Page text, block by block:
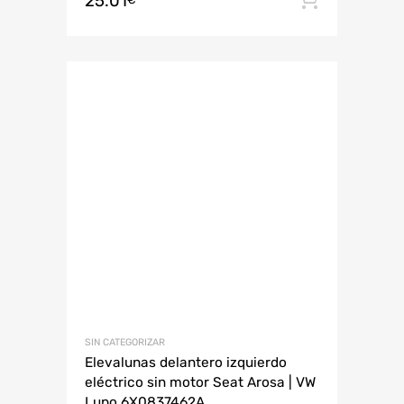
SIN CATEGORIZAR
Elevalunas delantero izquierdo
eléctrico sin motor Seat Arosa | VW